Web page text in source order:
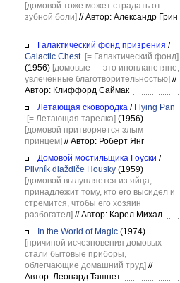
[домовой тоже может страдать от
зубной боли] //Автор: Александр Грин
Галактический фонд призрения /
Galactic Chest [= Галактический фонд]
(1956) [домовые — это инопланетяне,
увлечённые благотворительностью] //
Автор: Клиффорд Саймак
Летающая сковородка / Flying Pan
[= Летающая тарелка] (1956)
[домовой притворяется злым
принцем] //Автор: Роберт Янг
Домовой мостильщика Гоуски /
Plivník dlaždiče Housky (1959)
[домовой вылупляется из яйца,
принадлежит тому, кто его высидел и
стремится, чтобы его хозяин
разбогател] //Автор: Карел Михал
In the World of Magic (1974)
[причиной исчезновения домовых
стали бытовые приборы,
облегчающие домашний труд] //
Автор: Леонард Ташнет